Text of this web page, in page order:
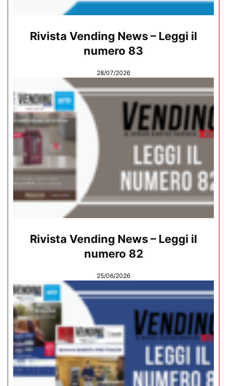
Rivista Vending News – Leggi il
numero 83
28/07/2026
Rivista Vending News – Leggi il
numero 82
25/06/2026